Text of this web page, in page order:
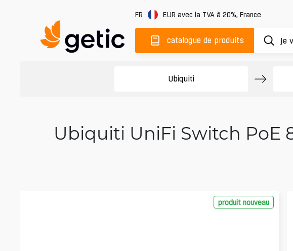
FR EUR avec la TVA à 20%, France
catalogue de produits
Ubiquiti
Ubiquiti UniFi Switch PoE
produit nouveau